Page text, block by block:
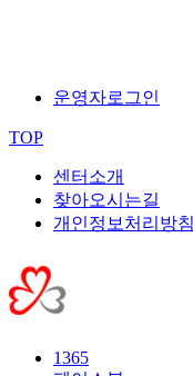
운영자로그인
TOP
센터소개
찾아오시는길
개인정보처리방침
1365